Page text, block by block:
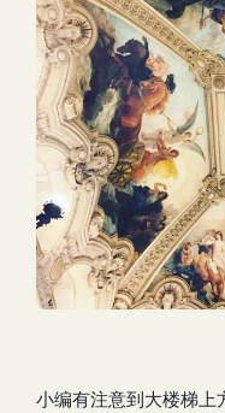
小编有注意到大楼梯上